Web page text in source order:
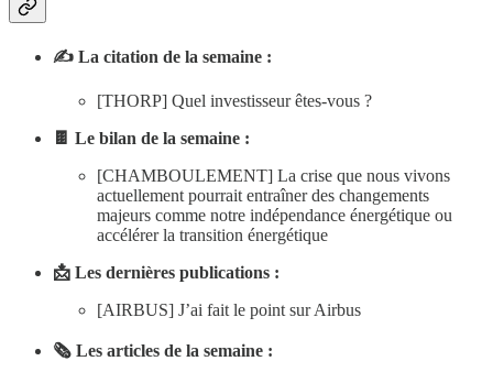
✍️ La citation de la semaine :
[THORP] Quel investisseur êtes-vous ?
🍫 Le bilan de la semaine :
[CHAMBOULEMENT] La crise que nous vivons
actuellement pourrait entraîner des changements
majeurs comme notre indépendance énergétique ou
accélérer la transition énergétique
📩 Les dernières publications :
[AIRBUS] J’ai fait le point sur Airbus
🗞 Les articles de la semaine :